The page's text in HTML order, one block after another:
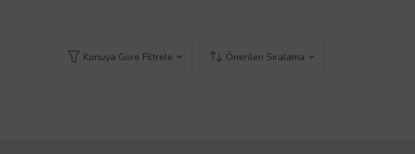
Konuya Göre Filtrele Önerilen Sıralama